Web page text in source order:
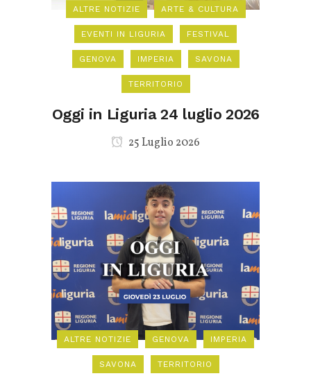
ALTRE NOTIZIE ARTE & CULTURA
EVENTI IN LIGURIA FESTIVAL
GENOVA IMPERIA SAVONA
TERRITORIO
Oggi in Liguria 24 luglio 2026
25 Luglio 2026
ALTRE NOTIZIE GENOVA IMPERIA
SAVONA TERRITORIO